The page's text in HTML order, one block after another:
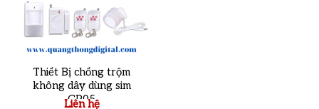
Thiết Bị chống trộm
không dây dùng sim
GP05
Liên hệ